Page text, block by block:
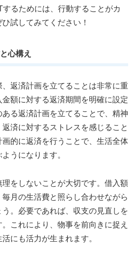
るためには、行動することがカ
試してみてください！
心構え
返済計画を立てることは非常に重
額に対する返済期間を明確に設定
ある返済計画を立てることで、精神
済に対するストレスを感じること
的に返済を行うことで、生活全体
うになります。
をしないことが大切です。借入額
月の生活費と照らし合わせながら
。必要であれば、収支の見直しを
これにより、物事を前向きに捉え
にも活力が生まれます。